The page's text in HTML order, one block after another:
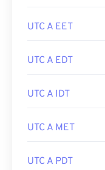
UTC A EET
UTC A EDT
UTC A IDT
UTC A MET
UTC A PDT